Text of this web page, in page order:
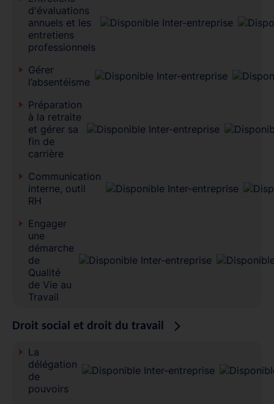
d'évaluations
annuels et les
entretiens
professionnels
Gérer
l’absentéisme
Préparation
à la retraite
et gérer sa
fin de
carrière
Communication
interne, outil
RH
Engager
une
démarche
de
Qualité
de Vie au
Travail
Droit social et droit du travail
La
délégation
de
pouvoirs